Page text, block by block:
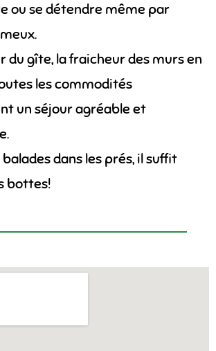
ou se détendre même par
du gîte, la fraicheur des murs en
les commodités
un séjour agréable et
dans les prés, il suffit
bottes!